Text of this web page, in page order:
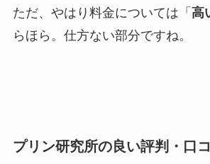
ただ、やはり料金については「 高
らほら。仕方ない部分ですね。
プリン研究所の良い評判・口